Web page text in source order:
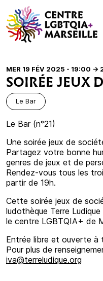
MER 19 FÉV 2025 - 19:00 ->
SOIRÉE JEUX
Le Bar
Le Bar (n°21)
Une soirée jeux de
Partagez votre bonne
genres de jeux et de
Rendez-vous tous les
partir de 19h.
Cette soirée jeux de
ludothèque Terre
le centre LGBTQIA+ de
Entrée libre et ouverte à
Pour plus de
iva@terreludique.org